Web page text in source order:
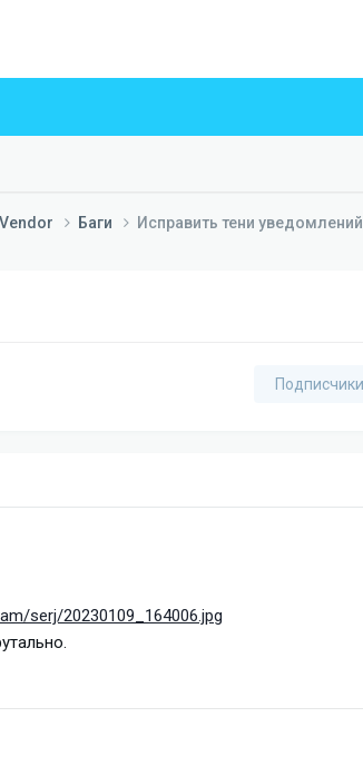
Баги Исправить тени уведомлений
Подписчики
serj/20230109_164006.jpg